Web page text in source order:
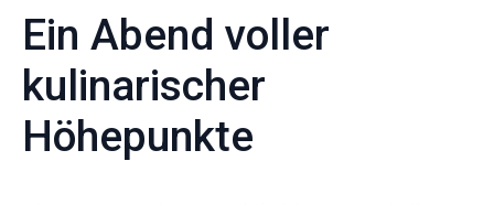
Ein Abend voller
kulinarischer
Höhepunkte